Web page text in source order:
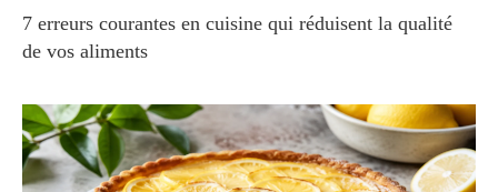
7 erreurs courantes en cuisine qui réduisent la qualité
de vos aliments